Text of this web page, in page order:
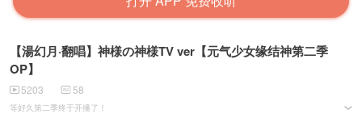
【湯幻月·翻唱】神様の神様TV ver【元气少女缘结神第二季
OP】
5203 58
等好久第二季终于开播了！